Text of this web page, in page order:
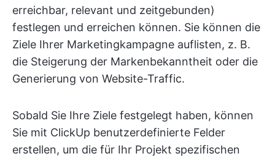
erreichbar, relevant und zeitgebunden)
festlegen und erreichen können. Sie können die
Ziele Ihrer Marketingkampagne auflisten, z. B.
die Steigerung der Markenbekanntheit oder die
Generierung von Website-Traffic.
Sobald Sie Ihre Ziele festgelegt haben, können
Sie mit ClickUp benutzerdefinierte Felder
erstellen, um die für Ihr Projekt spezifischen